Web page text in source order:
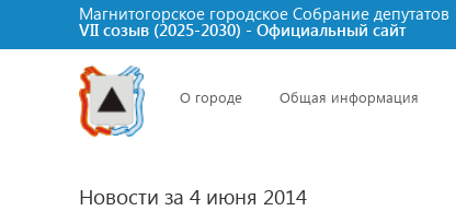
Магнитогорское городское Cобрание депутатов
VII созыв (2025-2030) - Официальный сайт
О городе Общая информация
Новости за 4 июня 2014